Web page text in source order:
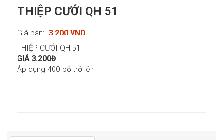
THIỆP CƯỚI QH 51
Giá bán: 3.200 VND
THIỆP CƯỚI QH 51
GIÁ 3.200Đ
Áp dụng 400 bộ trở lên